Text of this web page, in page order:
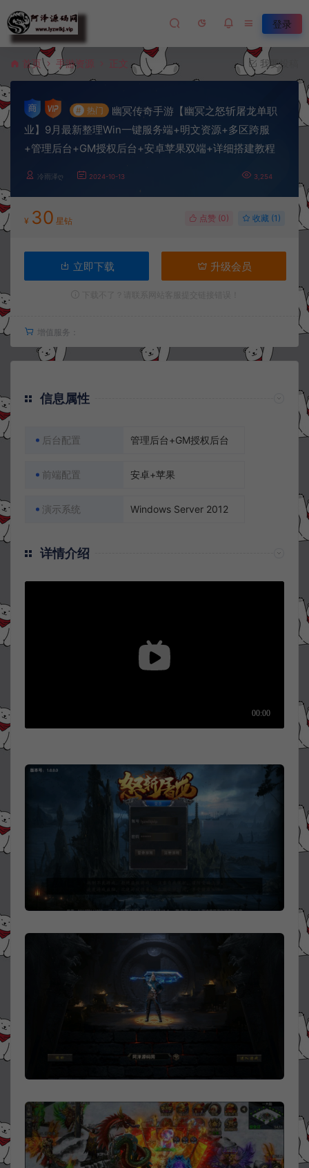
登录
首页 手游资源 正文 我要投稿
# 热门
幽冥传奇手游【幽冥之怒斩屠龙单职
业】9月最新整理Win一键服务端+明文资源+多区跨服
+管理后台+GM授权后台+安卓苹果双端+详细搭建教程
冷雨泽ღ 2024-10-13 3,254
¥ 30 星钻 点赞 (0) 收藏 (1)
立即下载 升级会员
增值服务：
信息属性
后台配置 管理后台+GM授权后台
前端配置 安卓+苹果
演示系统 Windows Server 2012
详情介绍